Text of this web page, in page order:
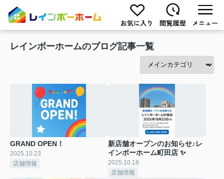
レインボーホームのブログ記事一覧
GRAND OPEN！
2025.10.23
店舗情報
新店舗オープンのお知らせ♪レ
インボーホーム町田店 ✨
2025.10.18
店舗情報